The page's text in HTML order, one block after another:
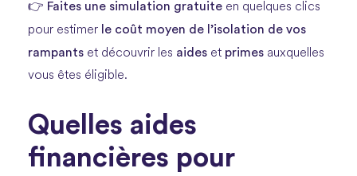
👉 Faites une simulation gratuite en quelques clics
pour estimer le coût moyen de l’isolation de vos
rampants et découvrir les aides et primes auxquelles
vous êtes éligible.
Quelles aides
financières pour